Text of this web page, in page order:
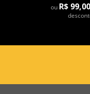
ou R$ 99,00